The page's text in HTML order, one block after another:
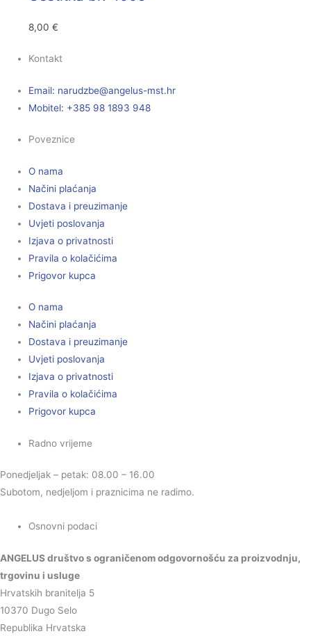
8,00€
Kontakt
Email: rh.tsm-sulegna
@ebzduran
Mobitel: +385 98 1893 948
Poveznice
O nama
Načini plaćanja
Dostava i preuzimanje
Uvjeti poslovanja
Izjava o privatnosti
Pravila o kolačićima
Prigovor kupca
O nama
Načini plaćanja
Dostava i preuzimanje
Uvjeti poslovanja
Izjava o privatnosti
Pravila o kolačićima
Prigovor kupca
Radno vrijeme
Ponedjeljak – petak: 08.00 – 16.00
Subotom, nedjeljom i praznicima ne radimo.
Osnovni podaci
ANGELUS društvo s ograničenom odgovornošću za proizvodnju,
trgovinu i usluge
Hrvatskih branitelja 5
10370 Dugo Selo
Republika Hrvatska